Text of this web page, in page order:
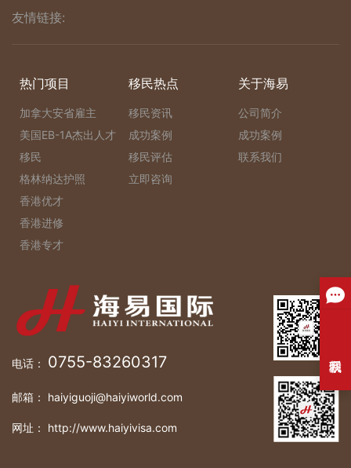
友情链接:
热门项目
加拿大安省雇主
美国EB-1A杰出人才
移民
格林纳达护照
香港优才
香港进修
香港专才
移民热点
移民资讯
成功案例
移民评估
立即咨询
关于海易
公司简介
成功案例
联系我们
电话： 0755-83260317
邮箱： haiyiguoji@haiyiworld.com
网址： http://www.haiyivisa.com